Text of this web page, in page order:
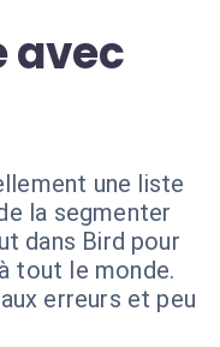
avec
une liste
la segmenter
dans Bird pour
tout le monde.
erreurs et peu